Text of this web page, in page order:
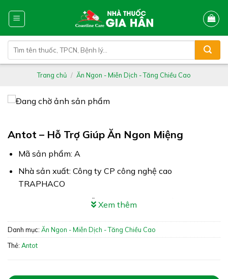
kiếm:
Trang chủ / Ăn Ngon - Miễn Dịch - Tăng Chiều Cao
Antot – Hỗ Trợ Giúp Ăn Ngon Miệng
Mã sản phẩm: A
Nhà sản xuất: Công ty CP công nghệ cao
TRAPHACO
Công dụng: Antot hỗ trợ giúp ăn ngon miệng
Xuất xứ: Việt Nam
Giấy phép: 4183/2021/ĐKSP
Xem thêm
Danh mục: Ăn Ngon - Miễn Dịch - Tăng Chiều Cao
Thẻ: Antot